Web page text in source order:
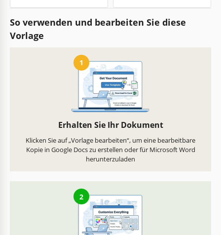
So verwenden und bearbeiten Sie diese
Vorlage
1
Erhalten Sie Ihr Dokument
Klicken Sie auf „Vorlage bearbeiten“, um eine bearbeitbare
Kopie in Google Docs zu erstellen oder für Microsoft Word
herunterzuladen
2